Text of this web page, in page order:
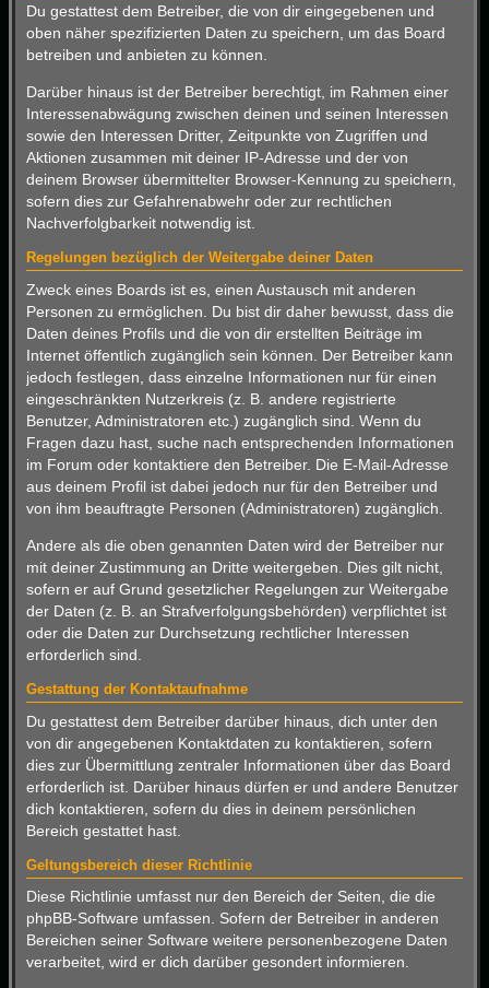
Du gestattest dem Betreiber, die von dir eingegebenen und
oben näher spezifizierten Daten zu speichern, um das Board
betreiben und anbieten zu können.
Darüber hinaus ist der Betreiber berechtigt, im Rahmen einer
Interessenabwägung zwischen deinen und seinen Interessen
sowie den Interessen Dritter, Zeitpunkte von Zugriffen und
Aktionen zusammen mit deiner IP-Adresse und der von
deinem Browser übermittelter Browser-Kennung zu speichern,
sofern dies zur Gefahrenabwehr oder zur rechtlichen
Nachverfolgbarkeit notwendig ist.
Regelungen bezüglich der Weitergabe deiner Daten
Zweck eines Boards ist es, einen Austausch mit anderen
Personen zu ermöglichen. Du bist dir daher bewusst, dass die
Daten deines Profils und die von dir erstellten Beiträge im
Internet öffentlich zugänglich sein können. Der Betreiber kann
jedoch festlegen, dass einzelne Informationen nur für einen
eingeschränkten Nutzerkreis (z. B. andere registrierte
Benutzer, Administratoren etc.) zugänglich sind. Wenn du
Fragen dazu hast, suche nach entsprechenden Informationen
im Forum oder kontaktiere den Betreiber. Die E-Mail-Adresse
aus deinem Profil ist dabei jedoch nur für den Betreiber und
von ihm beauftragte Personen (Administratoren) zugänglich.
Andere als die oben genannten Daten wird der Betreiber nur
mit deiner Zustimmung an Dritte weitergeben. Dies gilt nicht,
sofern er auf Grund gesetzlicher Regelungen zur Weitergabe
der Daten (z. B. an Strafverfolgungsbehörden) verpflichtet ist
oder die Daten zur Durchsetzung rechtlicher Interessen
erforderlich sind.
Gestattung der Kontaktaufnahme
Du gestattest dem Betreiber darüber hinaus, dich unter den
von dir angegebenen Kontaktdaten zu kontaktieren, sofern
dies zur Übermittlung zentraler Informationen über das Board
erforderlich ist. Darüber hinaus dürfen er und andere Benutzer
dich kontaktieren, sofern du dies in deinem persönlichen
Bereich gestattet hast.
Geltungsbereich dieser Richtlinie
Diese Richtlinie umfasst nur den Bereich der Seiten, die die
phpBB-Software umfassen. Sofern der Betreiber in anderen
Bereichen seiner Software weitere personenbezogene Daten
verarbeitet, wird er dich darüber gesondert informieren.